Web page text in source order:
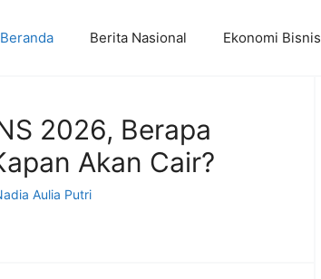
Beranda Berita Nasional Ekonomi Bisnis
2026, Berapa
Akan Cair?
Aulia Putri